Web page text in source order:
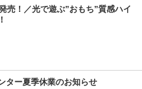
売！／光で遊ぶ”おもち”質感ハイ
ター夏季休業のお知らせ